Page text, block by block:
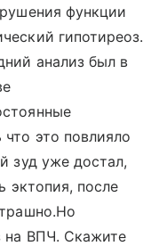
функции
гипотиреоз.
анализ был в
это повлияло
зуд уже достал,
эктопия, после
на ВПЧ. Скажите